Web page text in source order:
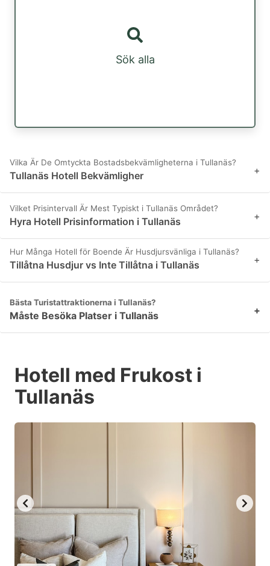
Sök alla
Vilka Är De Omtyckta Bostadsbekvämligheterna i Tullanäs?
Tullanäs Hotell Bekvämligher +
Vilket Prisintervall Är Mest Typiskt i Tullanäs Området?
Hyra Hotell Prisinformation i Tullanäs +
Hur Många Hotell för Boende Är Husdjursvänliga i Tullanäs?
Tillåtna Husdjur vs Inte Tillåtna i Tullanäs +
Bästa Turistattraktionerna i Tullanäs?
Måste Besöka Platser i Tullanäs +
Hotell med Frukost i
Tullanäs